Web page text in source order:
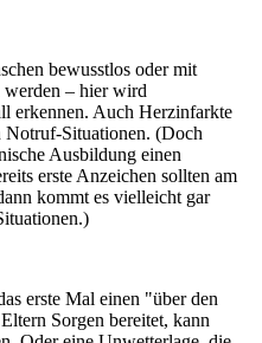
bewusstlos oder mit
– hier wird
erkennen. Auch Herzinfarkte
Notruf-Situationen. (Doch
Ausbildung einen
erste Anzeichen sollten am
kommt es vielleicht gar
erste Mal einen "über den
Sorgen bereitet, kann